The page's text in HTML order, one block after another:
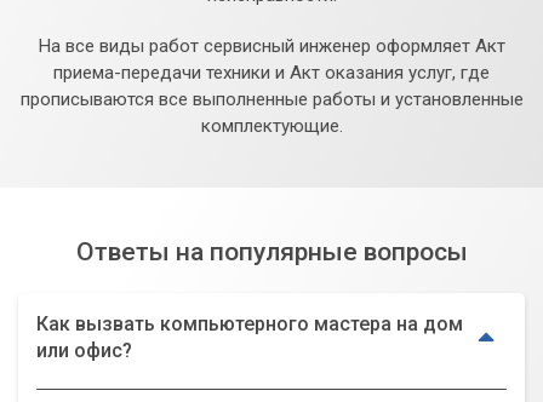
На все виды работ сервисный инженер оформляет Акт
приема-передачи техники и Акт оказания услуг, где
прописываются все выполненные работы и установленные
комплектующие.
Ответы на популярные вопросы
Как вызвать компьютерного мастера на дом
или офис?